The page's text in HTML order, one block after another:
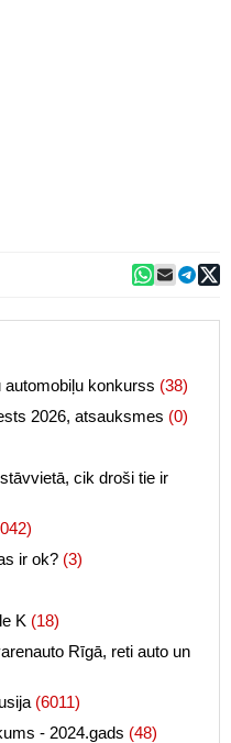
automobiļu konkurss (38)
2026, atsauksmes (0)
cik droši tie ir
ir ok? (3)
K (18)
Rīgā, reti auto un
(6011)
- 2024.gads (48)